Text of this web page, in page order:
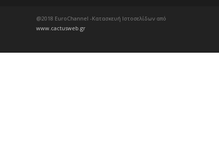
@2018 EuroChannel -Κατασκευή Ιστοσελίδων από
www.cactusweb.gr